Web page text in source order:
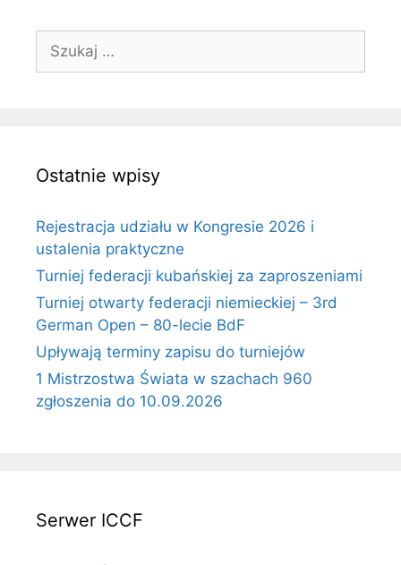
Ostatnie wpisy
Rejestracja udziału w Kongresie 2026 i
ustalenia praktyczne
Turniej federacji kubańskiej za zaproszeniami
Turniej otwarty federacji niemieckiej – 3rd
German Open – 80-lecie BdF
Upływają terminy zapisu do turniejów
1 Mistrzostwa Świata w szachach 960
zgłoszenia do 10.09.2026
Serwer ICCF